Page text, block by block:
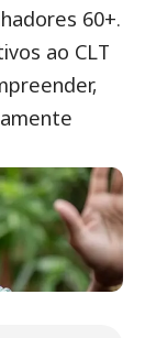
60+.
ao CLT